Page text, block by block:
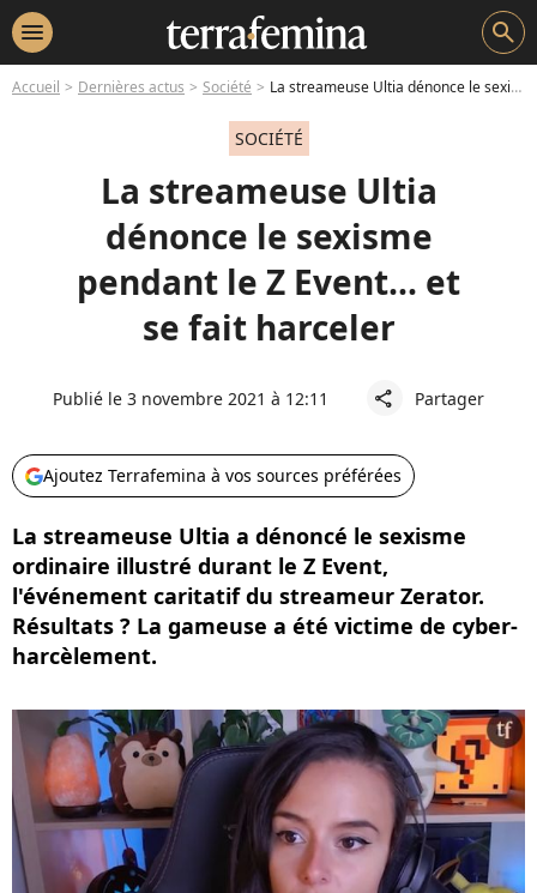
menu search
Accueil Dernières actus Société La streameuse Ultia dénonce le sexisme pendant le Z Event... et se fait harceler
SOCIÉTÉ
La streameuse Ultia
dénonce le sexisme
pendant le Z Event... et
se fait harceler
Publié le 3 novembre 2021 à 12:11 share Partager
Ajoutez Terrafemina à vos sources préférées
La streameuse Ultia a dénoncé le sexisme
ordinaire illustré durant le Z Event,
l'événement caritatif du streameur Zerator.
Résultats ? La gameuse a été victime de cyber-
harcèlement.